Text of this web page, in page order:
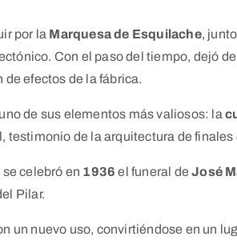
por la Marquesa de Esquilache,
Con el paso del tiempo, dejó
efectos de la fábrica.
de sus elementos más valiosos: la
testimonio de la arquitectura de finales
celebró en 1936 el funeral deJosé
Pilar.
un nuevo uso, convirtiéndose en un